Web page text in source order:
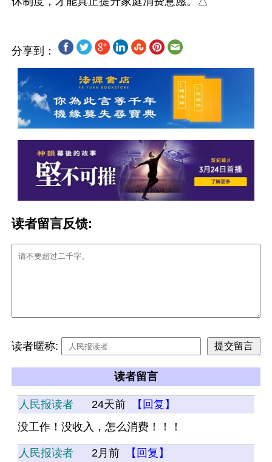
分享到：
读者留言反馈:
读者暱称:
读者留言
人民报读者 24天前
【回复】
没工作！没收入，怎么消费！！！
人民报读者 2月前
【回复】